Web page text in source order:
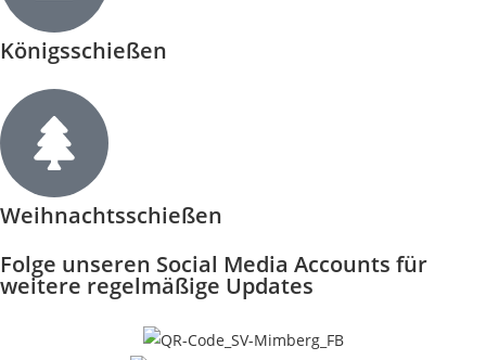
Königsschießen
Weihnachtsschießen
Folge unseren Social Media Accounts für
weitere regelmäßige Updates